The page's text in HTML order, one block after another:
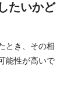
たいかど
とき、その相
能性が高いで